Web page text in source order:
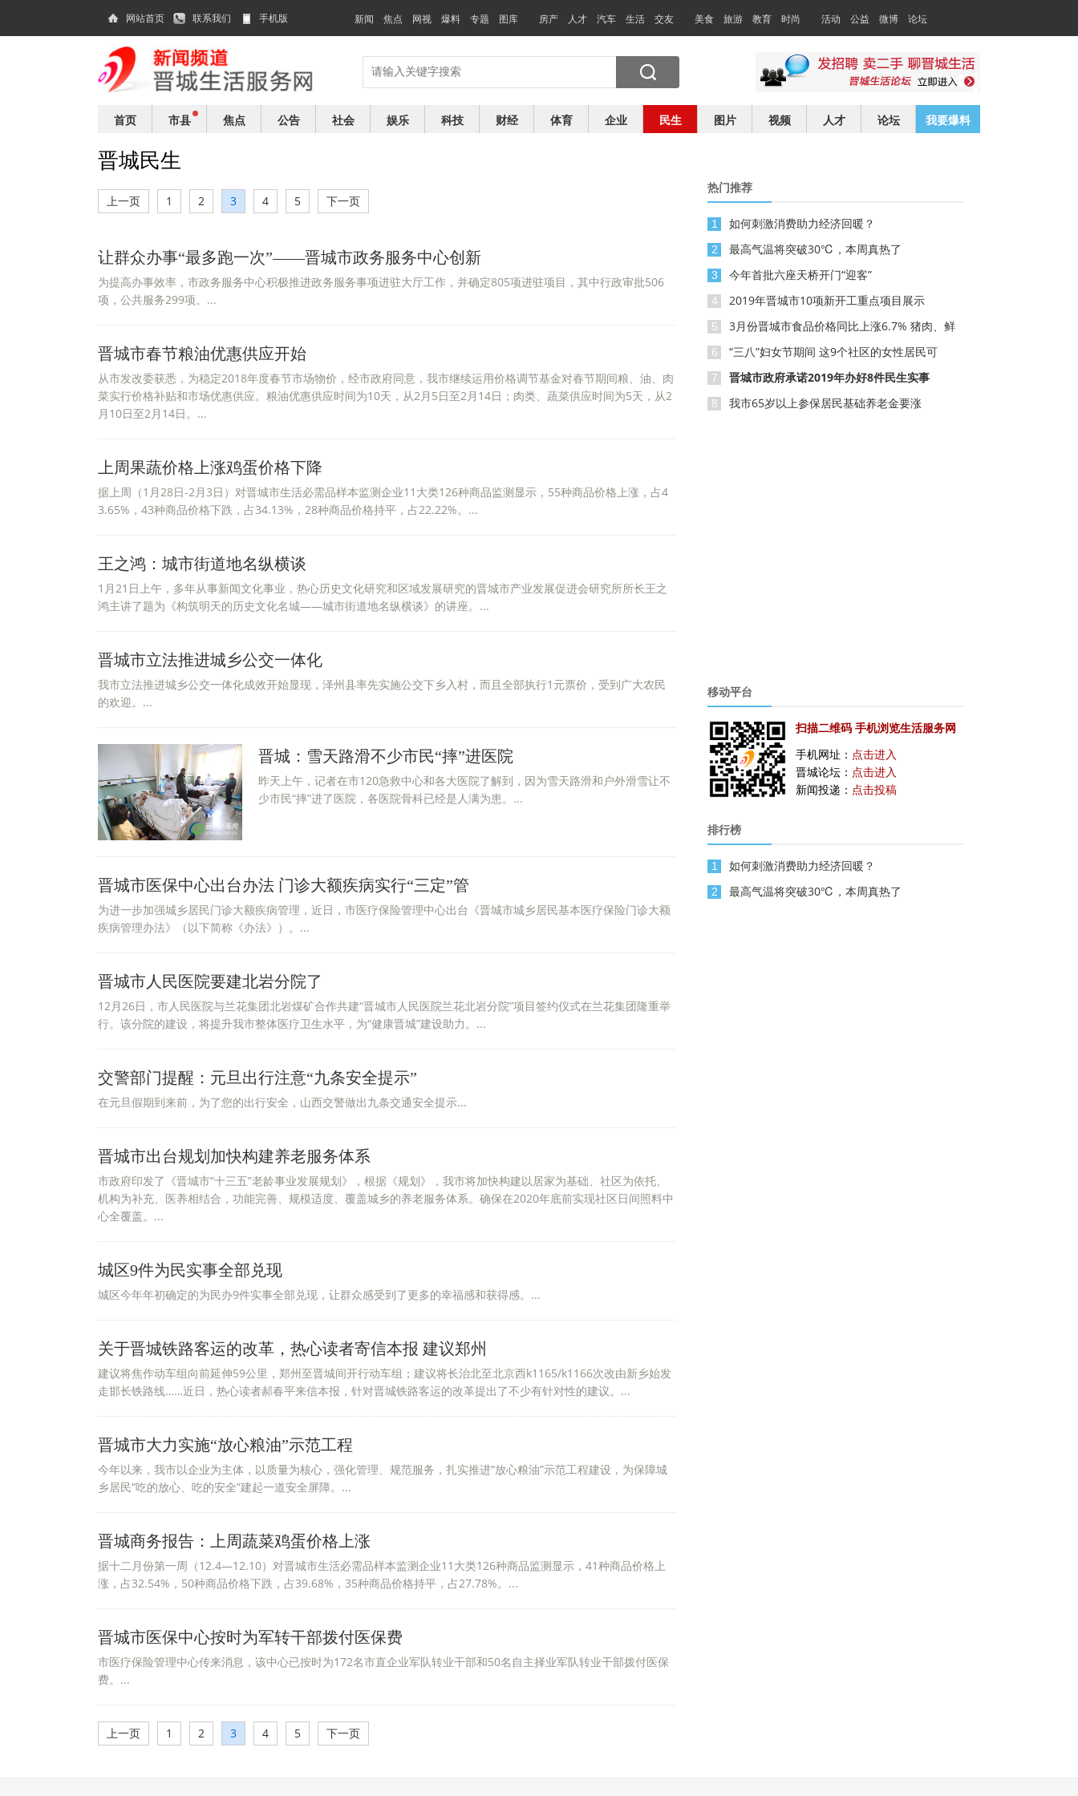
网站首页 联系我们 手机版 新闻 焦点 网视 爆料 专题 图库 房产 人才 汽车 生活 交友 美食 旅游 教育 时尚 活动 公益 微博 论坛
首页 市县 焦点 公告 社会 娱乐 科技 财经 体育 企业 民生 图片 视频 人才 论坛 我要爆料
晋城民生
上一页 1 2 3 4 5 下一页
让群众办事“最多跑一次”——晋城市政务服务中心创新
为提高办事效率，市政务服务中心积极推进政务服务事项进驻大厅工作，并确定805项进驻项目，其中行政审批506
项，公共服务299项。...
晋城市春节粮油优惠供应开始
从市发改委获悉，为稳定2018年度春节市场物价，经市政府同意，我市继续运用价格调节基金对春节期间粮、油、肉
菜实行价格补贴和市场优惠供应。粮油优惠供应时间为10天，从2月5日至2月14日；肉类、蔬菜供应时间为5天，从2
月10日至2月14日。...
上周果蔬价格上涨鸡蛋价格下降
据上周（1月28日-2月3日）对晋城市生活必需品样本监测企业11大类126种商品监测显示，55种商品价格上涨，占4
3.65%，43种商品价格下跌，占34.13%，28种商品价格持平，占22.22%。...
王之鸿：城市街道地名纵横谈
1月21日上午，多年从事新闻文化事业，热心历史文化研究和区域发展研究的晋城市产业发展促进会研究所所长王之
鸿主讲了题为《构筑明天的历史文化名城——城市街道地名纵横谈》的讲座。...
晋城市立法推进城乡公交一体化
我市立法推进城乡公交一体化成效开始显现，泽州县率先实施公交下乡入村，而且全部执行1元票价，受到广大农民
的欢迎。...
晋城：雪天路滑不少市民“摔”进医院
昨天上午，记者在市120急救中心和各大医院了解到，因为雪天路滑和户外滑雪让不
少市民“摔”进了医院，各医院骨科已经是人满为患。...
晋城市医保中心出台办法 门诊大额疾病实行“三定”管
为进一步加强城乡居民门诊大额疾病管理，近日，市医疗保险管理中心出台《晋城市城乡居民基本医疗保险门诊大额
疾病管理办法》（以下简称《办法》）。...
晋城市人民医院要建北岩分院了
12月26日，市人民医院与兰花集团北岩煤矿合作共建“晋城市人民医院兰花北岩分院”项目签约仪式在兰花集团隆重举
行。该分院的建设，将提升我市整体医疗卫生水平，为“健康晋城”建设助力。...
交警部门提醒：元旦出行注意“九条安全提示”
在元旦假期到来前，为了您的出行安全，山西交警做出九条交通安全提示...
晋城市出台规划加快构建养老服务体系
市政府印发了《晋城市“十三五”老龄事业发展规划》，根据《规划》，我市将加快构建以居家为基础、社区为依托、
机构为补充、医养相结合，功能完善、规模适度、覆盖城乡的养老服务体系。确保在2020年底前实现社区日间照料中
心全覆盖。...
城区9件为民实事全部兑现
城区今年年初确定的为民办9件实事全部兑现，让群众感受到了更多的幸福感和获得感。...
关于晋城铁路客运的改革，热心读者寄信本报 建议郑州
建议将焦作动车组向前延伸59公里，郑州至晋城间开行动车组；建议将长治北至北京西k1165/k1166次改由新乡始发
走邯长铁路线……近日，热心读者郝春平来信本报，针对晋城铁路客运的改革提出了不少有针对性的建议。...
晋城市大力实施“放心粮油”示范工程
今年以来，我市以企业为主体，以质量为核心，强化管理、规范服务，扎实推进“放心粮油”示范工程建设，为保障城
乡居民“吃的放心、吃的安全”建起一道安全屏障。...
晋城商务报告：上周蔬菜鸡蛋价格上涨
据十二月份第一周（12.4—12.10）对晋城市生活必需品样本监测企业11大类126种商品监测显示，41种商品价格上
涨，占32.54%，50种商品价格下跌，占39.68%，35种商品价格持平，占27.78%。...
晋城市医保中心按时为军转干部拨付医保费
市医疗保险管理中心传来消息，该中心已按时为172名市直企业军队转业干部和50名自主择业军队转业干部拨付医保
费。...
上一页 1 2 3 4 5 下一页
热门推荐
1 如何刺激消费助力经济回暖？
2 最高气温将突破30℃，本周真热了
3 今年首批六座天桥开门“迎客”
4 2019年晋城市10项新开工重点项目展示
5 3月份晋城市食品价格同比上涨6.7% 猪肉、鲜
6 “三八”妇女节期间 这9个社区的女性居民可
7 晋城市政府承诺2019年办好8件民生实事
8 我市65岁以上参保居民基础养老金要涨
移动平台
扫描二维码 手机浏览生活服务网
手机网址： 点击进入
晋城论坛： 点击进入
新闻投递： 点击投稿
排行榜
1 如何刺激消费助力经济回暖？
2 最高气温将突破30℃，本周真热了